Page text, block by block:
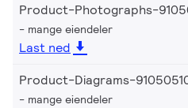
Product-Photographs-
mange eiendeler
Last ned
Product-Diagrams-
mange eiendeler